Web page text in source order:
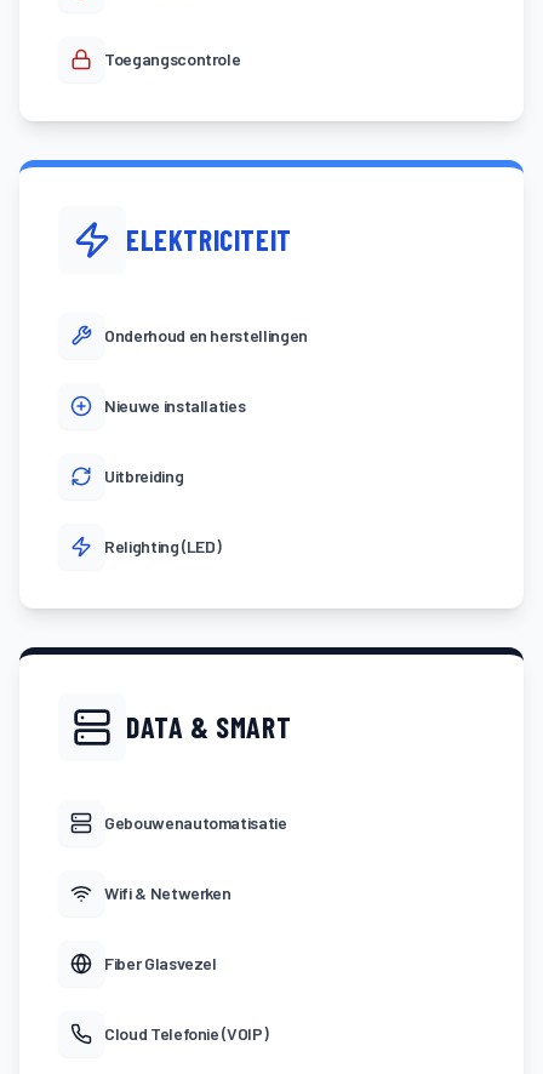
Toegangscontrole
ELEKTRICITEIT
Onderhoud en herstellingen
Nieuwe installaties
Uitbreiding
Relighting (LED)
DATA & SMART
Gebouwenautomatisatie
Wifi & Netwerken
Fiber Glasvezel
Cloud Telefonie (VOIP)